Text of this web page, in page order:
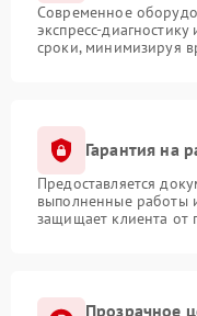
Современное
экспресс-
сроки, минимизируя
Гарантия на
Предоставляется
выполненные работы
защищает клиента от
Прозрачное